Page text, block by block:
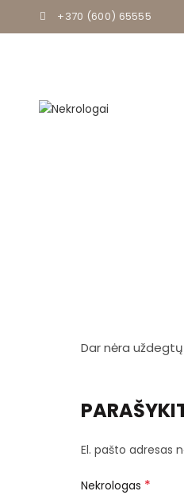
+370 (600) 65555
Dar nėra
El. pašto adresas
Nekrologas *